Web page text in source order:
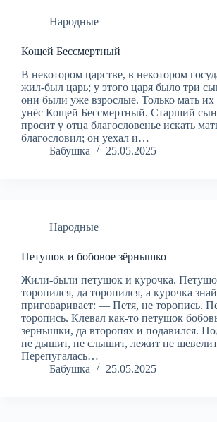
Народные
Кощей Бессмертный
В некотором царстве, в некотором
жил-был царь; у этого царя было три
они были уже взрослые. Только мать их
унёс Кощей Бессмертный. Старший
просит у отца благословенье искать
благословил; он уехал и…
Бабушка
25.05.2025
Народные
Петушок и бобовое зёрнышко
Жили-были петушок и курочка.
торопился, да торопился, а курочка
приговаривает: — Петя, не торопись.
торопись. Клевал как-то петушок
зернышки, да второпях и подавился.
не дышит, не слышит, лежит не
Перепугалась…
Бабушка
25.05.2025